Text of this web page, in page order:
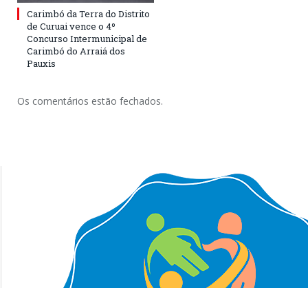
Carimbó da Terra do Distrito
de Curuai vence o 4º
Concurso Intermunicipal de
Carimbó do Arraiá dos
Pauxis
Os comentários estão fechados.